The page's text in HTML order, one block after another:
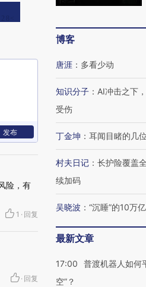
发布
险，有
1 · 回复
· 回复
博客
唐涯 ： 多看少动
知识分子 ： AI冲击之下
受伤
丁金坤 ： 耳闻目睹的几
村夫日记 ： 长护险覆盖
续加码
吴晓波 ： “沉睡”的10万
最新文章
17:00
普渡机器人如何
空”？